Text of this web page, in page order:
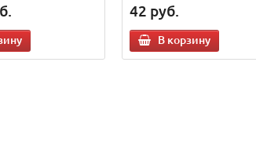
42 руб.
В корзину